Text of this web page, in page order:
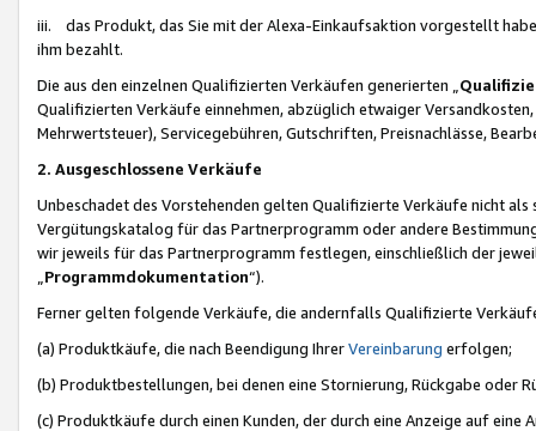
iii. das Produkt, das Sie mit der Alexa-Einkaufsaktion vorgestellt
ihm bezahlt.
Die aus den einzelnen Qualifizierten Verkäufen generierten „
Qualifizierten Verkäufe einnehmen, abzüglich etwaiger
Mehrwertsteuer), Servicegebühren, Gutschriften, Preisnachlässe,
2. Ausgeschlossene Verkäufe
Unbeschadet des Vorstehenden gelten Qualifizierte Verkäufe nicht
Vergütungskatalog für das Partnerprogramm oder andere
wir jeweils für das Partnerprogramm festlegen, einschließlich der
Programmdokumentation“).
Ferner gelten folgende Verkäufe, die andernfalls Qualifizierte
(a) Produktkäufe, die nach Beendigung IhrerVereinbarung erfolgen;
(b) Produktbestellungen, bei denen eine Stornierung, Rückgabe oder
(c) Produktkäufe durch einen Kunden, der durch eine Anzeige auf